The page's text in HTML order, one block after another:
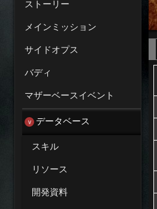
ストーリー
メインミッション
サイドオプス
バディ
マザーベースイベント
データベース
スキル
リソース
開発資料